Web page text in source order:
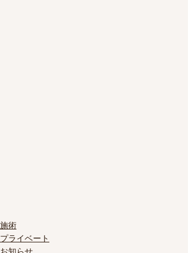
施術
プライベート